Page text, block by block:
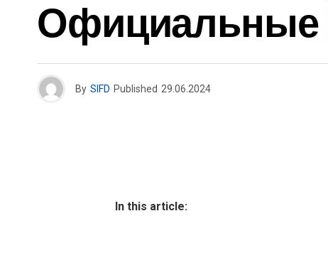
Официальные
By SIFD Published 29.06.2024
In this article: